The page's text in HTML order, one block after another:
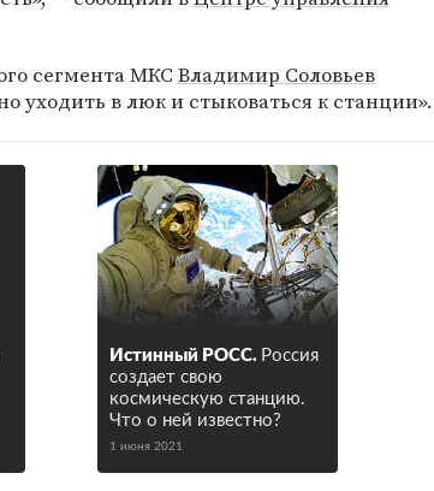
сегмента МКС Владимир Соловьев
уходить в люк и стыковаться к станции».
Истинный РОСС. Россия
создает свою
космическую станцию.
Что о ней известно?
1 июня 2021